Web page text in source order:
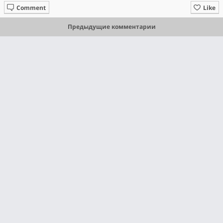
Like
Comment
Предыдущие комментарии